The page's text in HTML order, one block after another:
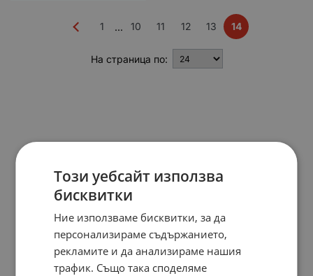
1 ... 10 11 12 13 14
На страница по:
Този уебсайт използва
бисквитки
Ние използваме бисквитки, за да
персонализираме съдържанието,
рекламите и да анализираме нашия
трафик. Също така споделяме